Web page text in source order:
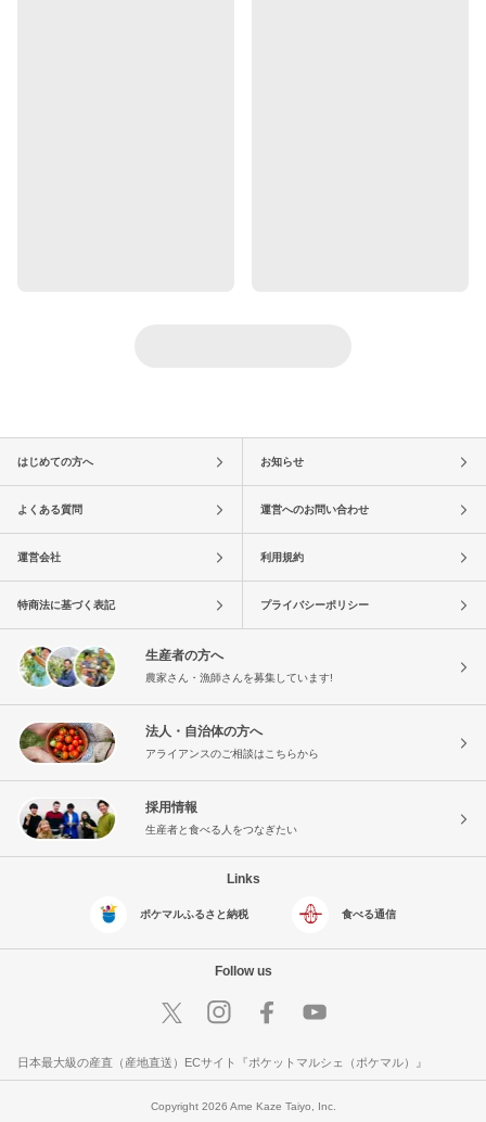
はじめての方へ お知らせ
よくある質問 運営へのお問い合わせ
運営会社 利用規約
特商法に基づく表記 プライバシーポリシー
生産者の方へ
農家さん・漁師さんを募集しています!
法人・自治体の方へ
アライアンスのご相談はこちらから
採用情報
生産者と食べる人をつなぎたい
Links
ポケマルふるさと納税 食べる通信
Follow us
日本最大級の産直（産地直送）ECサイト『ポケットマルシェ（ポケマル）』
Copyright 2026 Ame Kaze Taiyo, Inc.